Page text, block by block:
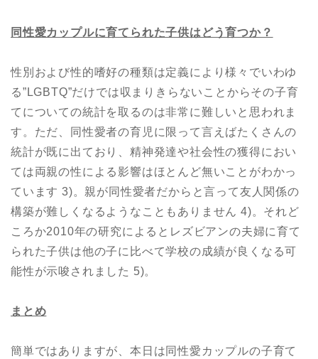
同性愛カップルに育てられた子供はどう育つか？
性別および性的嗜好の種類は定義により様々でいわゆ
る”LGBTQ”だけでは収まりきらないことからその子育
てについての統計を取るのは非常に難しいと思われま
す。ただ、同性愛者の育児に限って言えばたくさんの
統計が既に出ており、精神発達や社会性の獲得におい
ては両親の性による影響はほとんど無いことがわかっ
ています 3)。親が同性愛者だからと言って友人関係の
構築が難しくなるようなこともありません 4)。それど
ころか2010年の研究によるとレズビアンの夫婦に育て
られた子供は他の子に比べて学校の成績が良くなる可
能性が示唆されました 5)。
まとめ
簡単ではありますが、本日は同性愛カップルの子育て